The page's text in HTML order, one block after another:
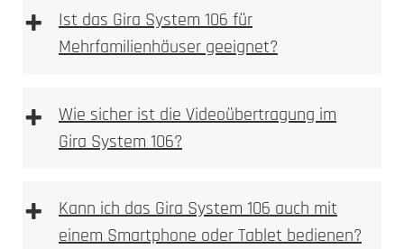
Ideal für den Einsatz in kleineren Haushalten
D2100E
Montageschale befestigen.
Montageschale wieder montieren und
Ausrichtung erfolgt durch das Festdrehen der
+
Ist das Gira System 106 für
Mehrfamilienhäuser geeignet?
+
Wie sicher ist die Videoübertragung im
Gira System 106?
+
Kann ich das Gira System 106 auch mit
einem Smartphone oder Tablet bedienen?